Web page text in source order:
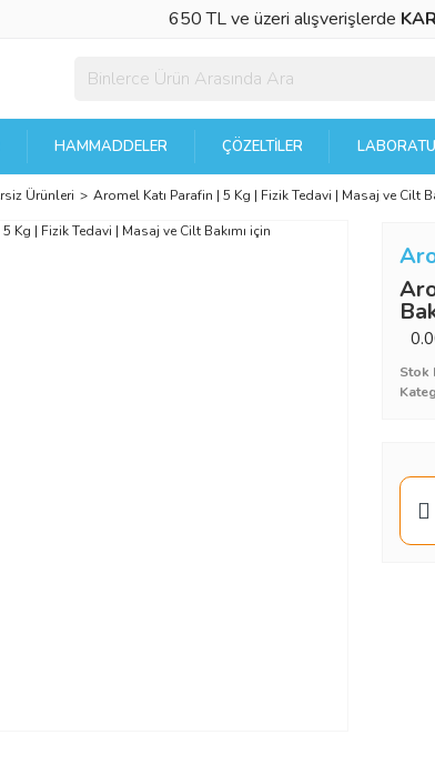
650 TL ve üzeri alışverişlerde
HAMMADDELER ÇÖZELTILER
Ürünleri Aromel Katı Parafin | 5 Kg | Fizik Tedavi | Masaj ve Cilt
Stok